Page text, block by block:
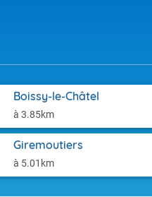
Boissy-le-Châtel
à 3.85km
Giremoutiers
à 5.01km
sur
sur le sud
à nord-ouest
entre 50 et
résiste sur
Alpes à
et 20